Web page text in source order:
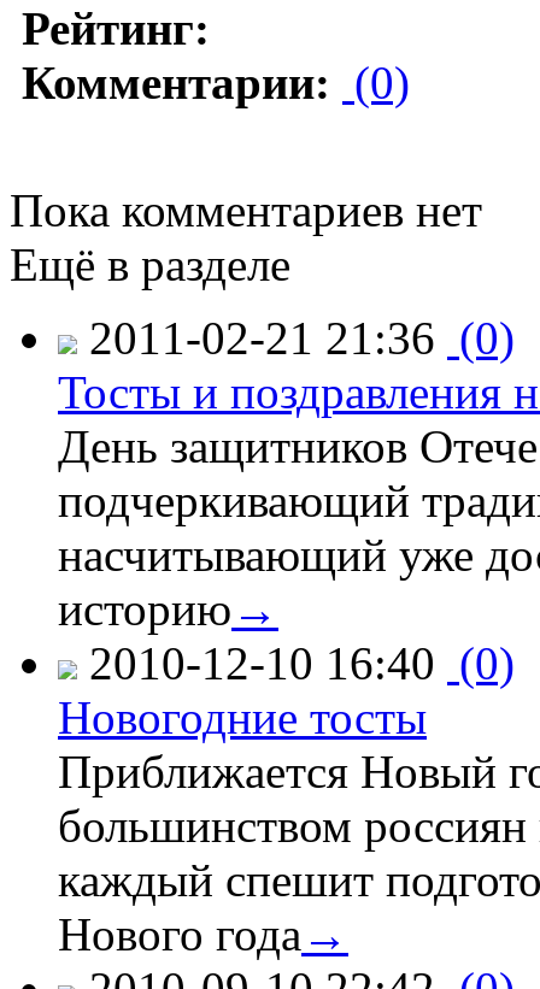
Рейтинг:
Комментарии: (0)
Пока комментариев нет
Ещё в разделе
2011-02-21 21:36 (0)
Тосты и поздравления
День защитников
подчеркивающий
насчитывающий уже
историю →
2010-12-10 16:40 (0)
Новогодние тосты
Приближается Новый
большинством
каждый спешит
Нового года →